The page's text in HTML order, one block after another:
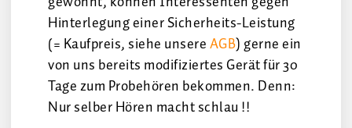
Hinterlegung einer Sicherheits-Leistung
(= Kaufpreis, siehe unsereAGB) gerne ein
von uns bereits modifiziertes Gerät für 30
Tage zum Probehören bekommen. Denn:
Nur selber Hören macht schlau !!